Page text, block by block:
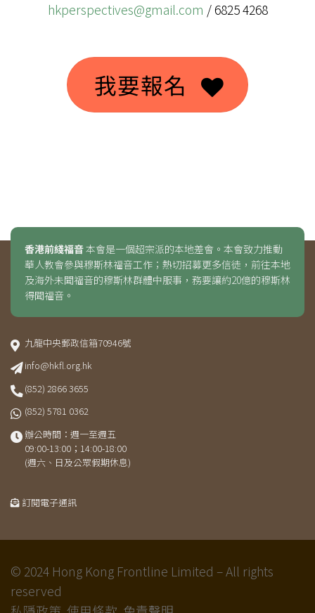
hkperspectives@gmail.com / 6825 4268
我要報名
香港前綫福音本會是一個超宗派的本地差會。本會致力推動
華人教會參與穆斯林福音工作；熱切招募更多信徒，前往本地
及海外未聞福音的穆斯林群體中服事，務要讓約20億的穆斯林
得聞福音。
九龍中央郵政信箱70946號
info@hkfl.org.hk
(852) 2866 3655
(852) 5781 0362
辦公時間：週一至週五
09:00-13:00；14:00-18:00
(週六、日及公眾假期休息)
訂閱電子通訊
© 2024 Hong Kong Frontline Limited – All rights
reserved